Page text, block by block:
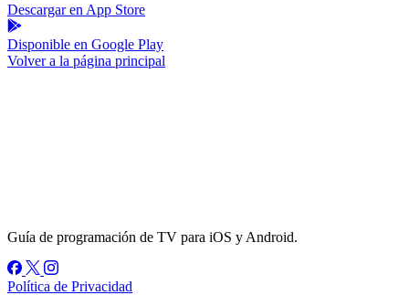
Descargar en App Store
Disponible en Google Play
Volver a la página principal
Guía de programación de TV para iOS y Android.
Política de Privacidad